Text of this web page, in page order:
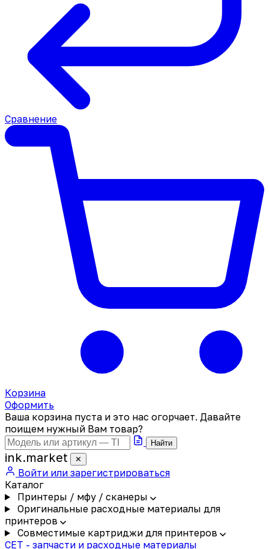
Сравнение
Корзина
Оформить
Ваша корзина пуста и это нас огорчает. Давайте
поищем нужный Вам товар?
Найти
ink.market ✕
Войти или зарегистрироваться
Каталог
Принтеры / мфу / сканеры
Оригинальные расходные материалы для
принтеров
Совместимые картриджи для принтеров
CET - запчасти и расходные материалы